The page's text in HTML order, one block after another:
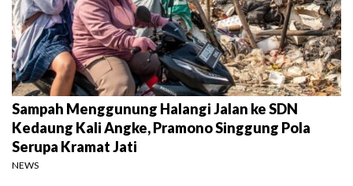
Sampah Menggunung Halangi Jalan ke SDN
Kedaung Kali Angke, Pramono Singgung Pola
Serupa Kramat Jati
NEWS